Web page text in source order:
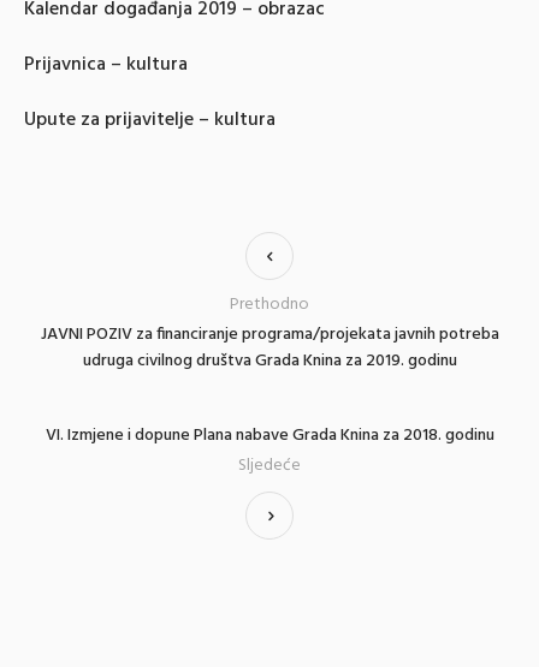
Kalendar događanja 2019 – obrazac
Prijavnica – kultura
Upute za prijavitelje – kultura
JAVNI POZIV za financiranje programa/projekata javnih potreba
udruga civilnog društva Grada Knina za 2019. godinu
Prethodno
VI. Izmjene i dopune Plana nabave Grada Knina za 2018. godinu
Sljedeće